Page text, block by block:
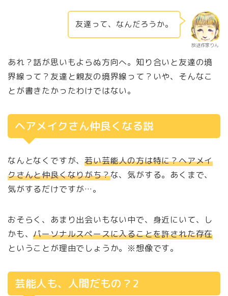
放送作家りん
友達って、なんだろうか。
あれ？話が思いもよらぬ方向へ。知り合いと友達の境
界線って？友達と親友の境界線って？いや、そんなこ
とが書きたかったわけではない。
ヘアメイクさん仲良くなる説
なんとなくですが、若い芸能人の方は特に？ヘアメイ
クさんと仲良くなりがち？な、気がする。あくまで、
気がするだけですが…。
おそらく、あまり出会いもない中で、身近にいて、し
かも、パーソナルスペースに入ることを許された存在
ということが理由でしょうか。※想像です。
芸能人も、人間だもの？2